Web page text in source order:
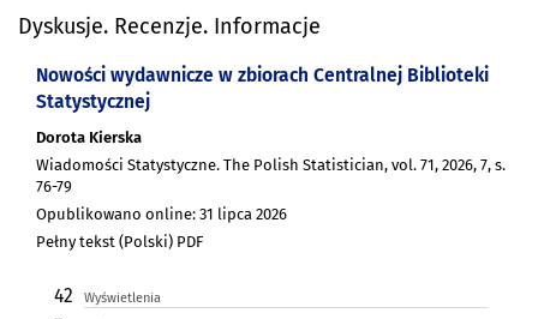
Dyskusje. Recenzje. Informacje
Nowości wydawnicze w zbiorach Centralnej Biblioteki
Statystycznej
Dorota Kierska
Wiadomości Statystyczne. The Polish Statistician, vol. 71, 2026, 7, s.
76-79
Opublikowano online: 31 lipca 2026
Pełny tekst (Polski) PDF
42 Wyświetlenia